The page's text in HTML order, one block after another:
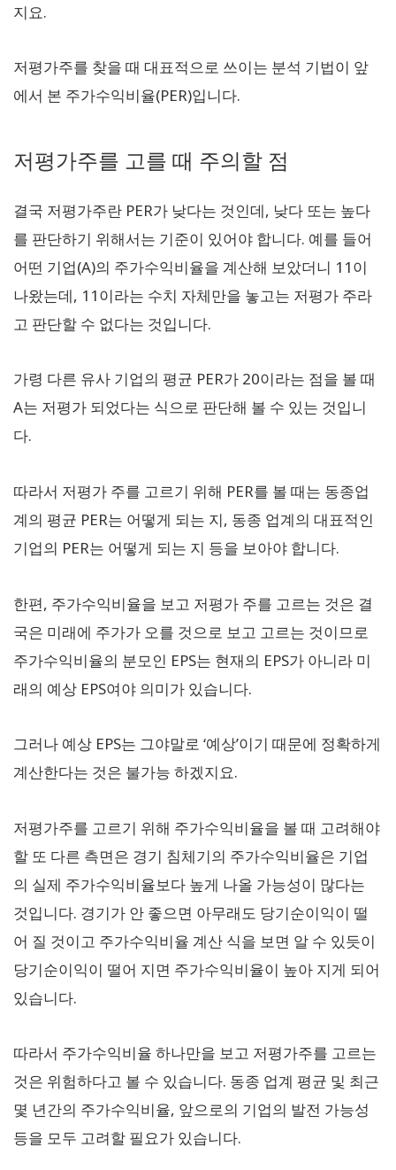
지요.
저평가주를 찾을 때 대표적으로 쓰이는 분석 기법이 앞
에서 본 주가수익비율(PER)입니다.
저평가주를 고를 때 주의할 점
결국 저평가주란 PER가 낮다는 것인데, 낮다 또는 높다
를 판단하기 위해서는 기준이 있어야 합니다. 예를 들어
어떤 기업(A)의 주가수익비율을 계산해 보았더니 11이
나왔는데, 11이라는 수치 자체만을 놓고는 저평가 주라
고 판단할 수 없다는 것입니다.
가령 다른 유사 기업의 평균 PER가 20이라는 점을 볼 때
A는 저평가 되었다는 식으로 판단해 볼 수 있는 것입니
다.
따라서 저평가 주를 고르기 위해 PER를 볼 때는 동종업
계의 평균 PER는 어떻게 되는 지, 동종 업계의 대표적인
기업의 PER는 어떻게 되는 지 등을 보아야 합니다.
한편, 주가수익비율을 보고 저평가 주를 고르는 것은 결
국은 미래에 주가가 오를 것으로 보고 고르는 것이므로
주가수익비율의 분모인 EPS는 현재의 EPS가 아니라 미
래의 예상 EPS여야 의미가 있습니다.
그러나 예상 EPS는 그야말로 ‘예상’이기 때문에 정확하게
계산한다는 것은 불가능 하겠지요.
저평가주를 고르기 위해 주가수익비율을 볼 때 고려해야
할 또 다른 측면은 경기 침체기의 주가수익비율은 기업
의 실제 주가수익비율보다 높게 나올 가능성이 많다는
것입니다. 경기가 안 좋으면 아무래도 당기순이익이 떨
어 질 것이고 주가수익비율 계산 식을 보면 알 수 있듯이
당기순이익이 떨어 지면 주가수익비율이 높아 지게 되어
있습니다.
따라서 주가수익비율 하나만을 보고 저평가주를 고르는
것은 위험하다고 볼 수 있습니다. 동종 업계 평균 및 최근
몇 년간의 주가수익비율, 앞으로의 기업의 발전 가능성
등을 모두 고려할 필요가 있습니다.